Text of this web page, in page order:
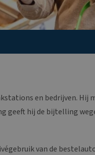
en bedrijven. Hij
geeft hij de bijtelling
van de